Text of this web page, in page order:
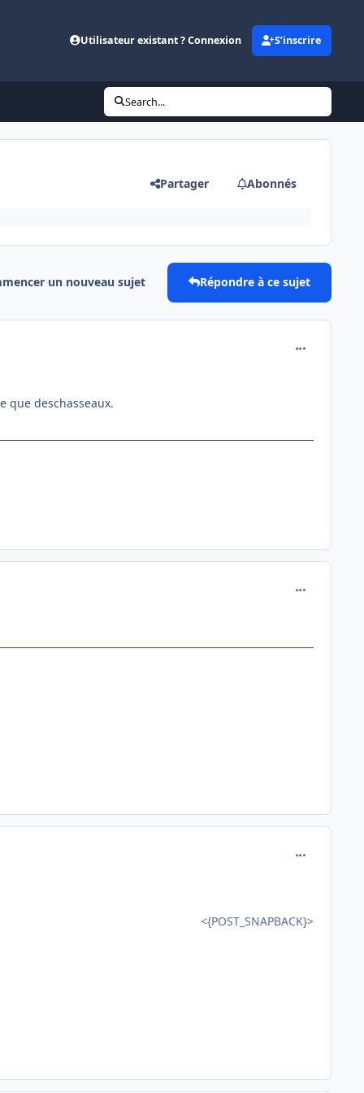
Utilisateur existant ? Connexion S’inscrire
Search...
Partager Abonnés
un nouveau sujet Répondre à ce sujet
que deschasseaux.
<{POST_SNAPBACK}>